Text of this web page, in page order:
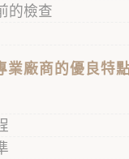
的檢查
業廠商的優良特